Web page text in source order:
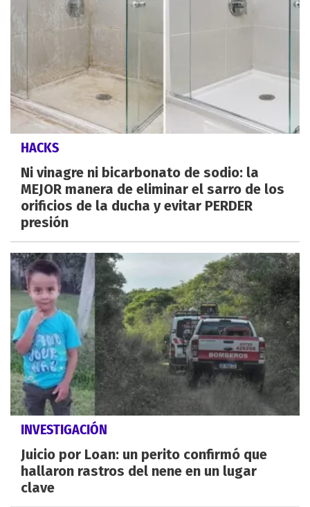
HACKS
Ni vinagre ni bicarbonato de sodio: la
MEJOR manera de eliminar el sarro de los
orificios de la ducha y evitar PERDER
presión
INVESTIGACIÓN
Juicio por Loan: un perito confirmó que
hallaron rastros del nene en un lugar
clave